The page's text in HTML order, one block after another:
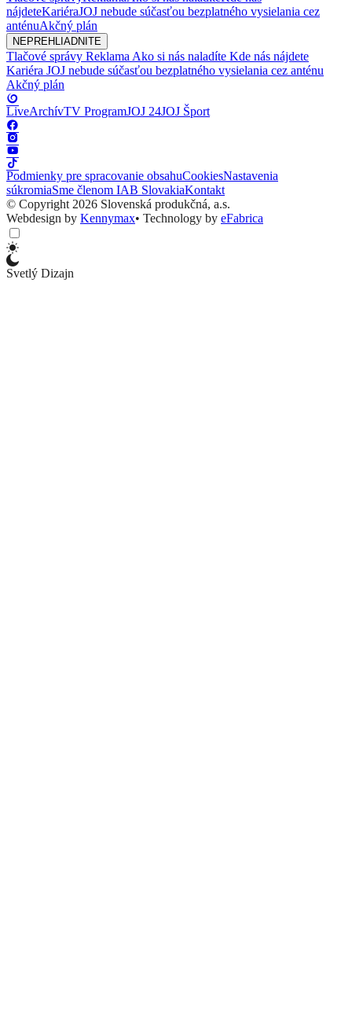
nájdeteKariéraJOJ nebude súčasťou bezplatného vysielania cez
anténuAkčný plán
NEPREHLIADNITE
Tlačové správy Reklama Ako si nás naladíte Kde nás nájdete
Kariéra JOJ nebude súčasťou bezplatného vysielania cez anténu
Akčný plán
LiveArchívTV ProgramJOJ 24JOJ Šport
Podmienky pre spracovanie obsahuCookiesNastavenia
súkromiaSme členom IAB SlovakiaKontakt
© Copyright 2026 Slovenská produkčná, a.s.
Webdesign by Kennymax• Technology by eFabrica
Svetlý Dizajn